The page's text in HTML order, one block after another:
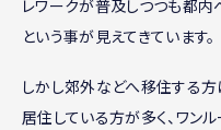
レワークが普及しつつも都
という事が見えてきています。
しかし郊外などへ移住する方
居住している方が多く、ワン